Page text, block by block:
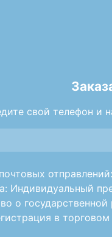
свой телефон и
Индивидуальный
о
в